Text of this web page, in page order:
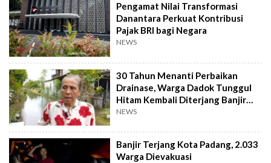
Pengamat Nilai Transformasi
Danantara Perkuat Kontribusi
Pajak BRI bagi Negara
NEWS
30 Tahun Menanti Perbaikan
Drainase, Warga Dadok Tunggul
Hitam Kembali Diterjang Banjir
Parah
NEWS
Banjir Terjang Kota Padang, 2.033
Warga Dievakuasi